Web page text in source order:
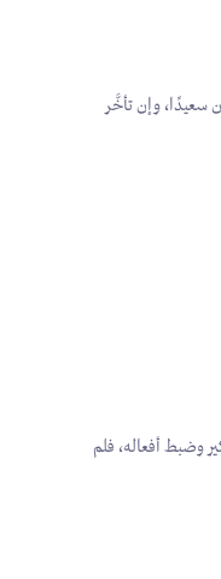
سعيدًا، وإن تأخَّر
وضبط أفعاله، فلم